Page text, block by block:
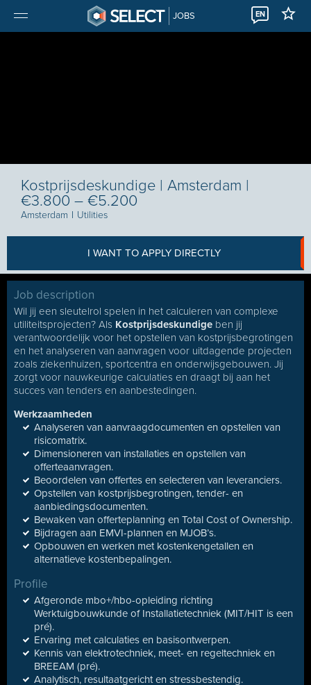
JOBS EN
Kostprijsdeskundige | Amsterdam |
€3.800 – €5.200
Amsterdam I Utilities
I WANT TO APPLY DIRECTLY
Job description
Wil jij een sleutelrol spelen in het calculeren van complexe
utiliteitsprojecten? Als Kostprijsdeskundige ben jij
verantwoordelijk voor het opstellen van kostprijsbegrotingen
en het analyseren van aanvragen voor uitdagende projecten
zoals ziekenhuizen, sportcentra en onderwijsgebouwen. Jij
zorgt voor nauwkeurige calculaties en draagt bij aan het
succes van tenders en aanbestedingen.
Werkzaamheden
Analyseren van aanvraagdocumenten en opstellen van
risicomatrix.
Dimensioneren van installaties en opstellen van
offerteaanvragen.
Beoordelen van offertes en selecteren van leveranciers.
Opstellen van kostprijsbegrotingen, tender- en
aanbiedingsdocumenten.
Bewaken van offerteplanning en Total Cost of Ownership.
Bijdragen aan EMVI-plannen en MJOB’s.
Opbouwen en werken met kostenkengetallen en
alternatieve kostenbepalingen.
Profile
Afgeronde mbo+/hbo-opleiding richting
Werktuigbouwkunde of Installatietechniek (MIT/HIT is een
pré).
Ervaring met calculaties en basisontwerpen.
Kennis van elektrotechniek, meet- en regeltechniek en
BREEAM (pré).
Analytisch, resultaatgericht en stressbestendig.